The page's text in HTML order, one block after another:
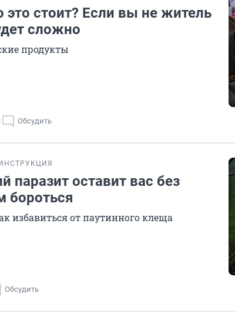
это стоит? Если вы не житель
сложно
продукты
Обсудить
ИНСТРУКЦИЯ
паразит оставит вас без
бороться
избавиться от паутинного клеща
Обсудить